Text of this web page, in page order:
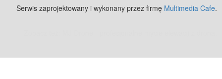
Serwis zaprojektowany i wykonany przez firmę Multimedia Cafe.